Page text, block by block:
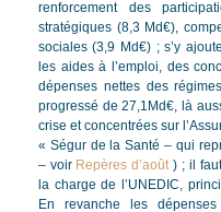
renforcement des
stratégiques (8,3 Md€),
sociales (3,9 Md€) ; s’y
les aides à l’emploi, des
dépenses nettes des
progressé de 27,1Md€, là
crise et concentrées sur
« Ségur de la Santé – qui
– voir Repères d’août) ; il
la charge de l’UNEDIC,
En revanche les